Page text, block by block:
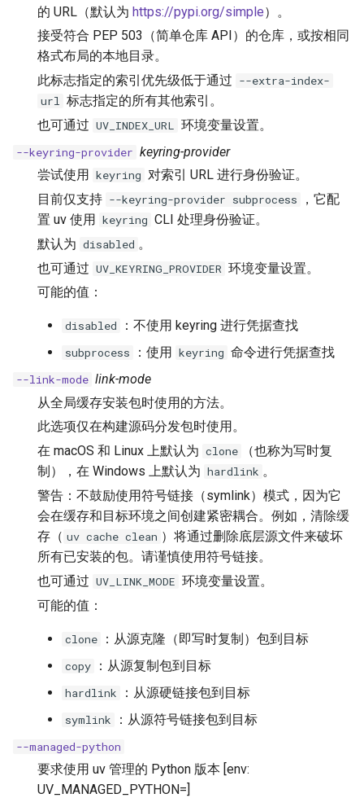
的 URL（默认为 https://pypi.org/simple）。
接受符合 PEP 503（简单仓库 API）的仓库，或按相同
格式布局的本地目录。
此标志指定的索引优先级低于通过 --extra-index-
url 标志指定的所有其他索引。
也可通过 UV_INDEX_URL 环境变量设置。
--keyring-provider keyring-provider
尝试使用
keyring 对索引 URL 进行身份验证。
目前仅支持 --keyring-provider subprocess
，它配
置 uv 使用 keyring CLI 处理身份验证。
默认为 disabled 。
也可通过 UV_KEYRING_PROVIDER 环境变量设置。
可能的值：
disabled ：不使用 keyring 进行凭据查找
subprocess ：使用 keyring 命令进行凭据查找
--link-mode link-mode
从全局缓存安装包时使用的方法。
此选项仅在构建源码分发包时使用。
在 macOS 和 Linux 上默认为 clone
（也称为写时复
制），在 Windows 上默认为 hardlink 。
警告：不鼓励使用符号链接（symlink）模式，因为它
会在缓存和目标环境之间创建紧密耦合。例如，清除缓
存（ uv cache clean ）将通过删除底层源文件来破坏
所有已安装的包。请谨慎使用符号链接。
也可通过 UV_LINK_MODE 环境变量设置。
可能的值：
clone ：从源克隆（即写时复制）包到目标
copy ：从源复制包到目标
hardlink ：从源硬链接包到目标
symlink ：从源符号链接包到目标
--managed-python
要求使用 uv 管理的 Python 版本 [env:
UV_MANAGED_PYTHON=]